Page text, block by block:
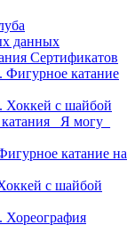
данных
Сертификатов
Фигурное катание
Хоккей с шайбой
_Я могу_
катание на
с шайбой
Хореография